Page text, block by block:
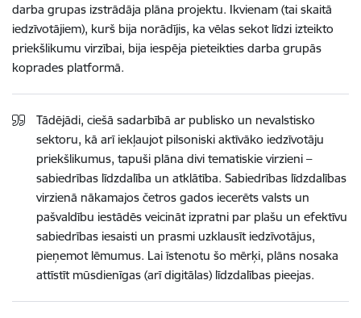
darba grupas izstrādāja plāna projektu. Ikvienam (tai skaitā
iedzīvotājiem), kurš bija norādījis, ka vēlas sekot līdzi izteikto
priekšlikumu virzībai, bija iespēja pieteikties darba grupās
koprades platformā.
Tādējādi, ciešā sadarbībā ar publisko un nevalstisko
sektoru, kā arī iekļaujot pilsoniski aktīvāko iedzīvotāju
priekšlikumus, tapuši plāna divi tematiskie virzieni –
sabiedrības līdzdalība un atklātība. Sabiedrības līdzdalības
virzienā nākamajos četros gados iecerēts valsts un
pašvaldību iestādēs veicināt izpratni par plašu un efektīvu
sabiedrības iesaisti un prasmi uzklausīt iedzīvotājus,
pieņemot lēmumus. Lai īstenotu šo mērķi, plāns nosaka
attīstīt mūsdienīgas (arī digitālas) līdzdalības pieejas.